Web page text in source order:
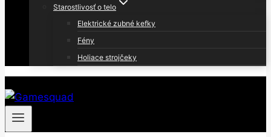
Starostlivosť o telo
Elektrické zubné kefky
Fény
Holiace strojčeky